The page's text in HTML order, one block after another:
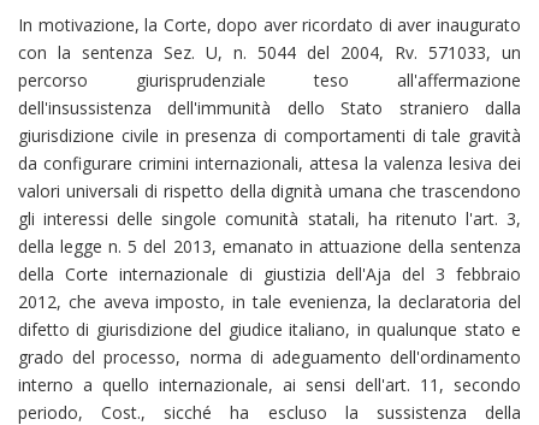
In motivazione, la Corte, dopo aver ricordato di aver inaugurato
con la sentenza Sez. U, n. 5044 del 2004, Rv. 571033, un
percorso giurisprudenziale teso all'affermazione
dell'insussistenza dell'immunità dello Stato straniero dalla
giurisdizione civile in presenza di comportamenti di tale gravità
da configurare crimini internazionali, attesa la valenza lesiva dei
valori universali di rispetto della dignità umana che trascendono
gli interessi delle singole comunità statali, ha ritenuto l'art. 3,
della legge n. 5 del 2013, emanato in attuazione della sentenza
della Corte internazionale di giustizia dell'Aja del 3 febbraio
2012, che aveva imposto, in tale evenienza, la declaratoria del
difetto di giurisdizione del giudice italiano, in qualunque stato e
grado del processo, norma di adeguamento dell'ordinamento
interno a quello internazionale, ai sensi dell'art. 11, secondo
periodo, Cost., sicché ha escluso la sussistenza della